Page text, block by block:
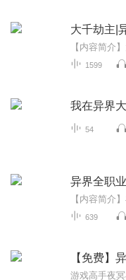
大千劫主|
1599
我在异界
54
异界全职
639
【免费】